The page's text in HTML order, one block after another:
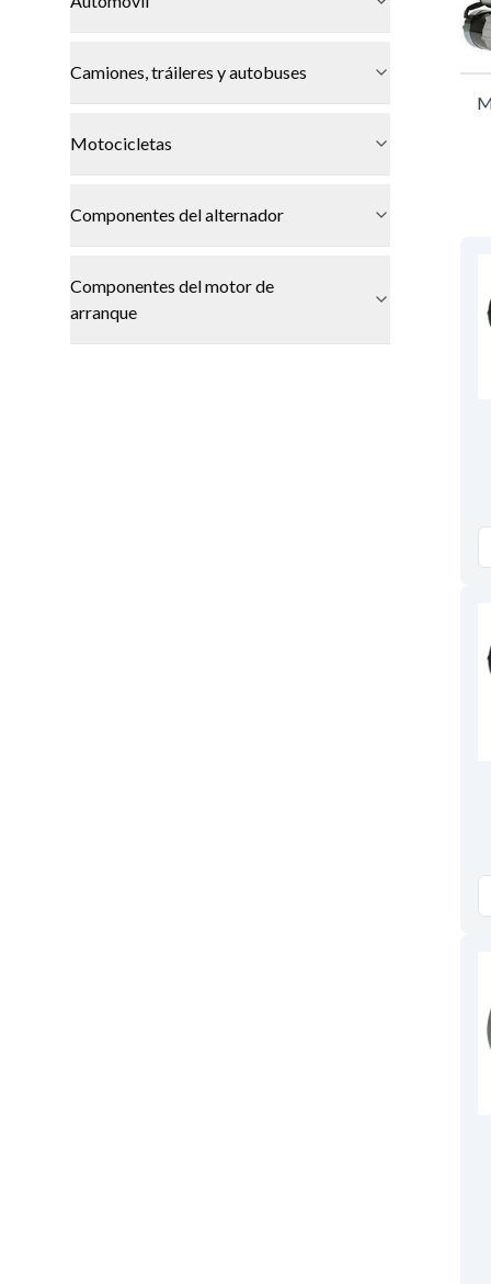
Camiones, tráileres y autobuses
Motocicletas
Componentes del alternador
Componentes del motor de
arranque